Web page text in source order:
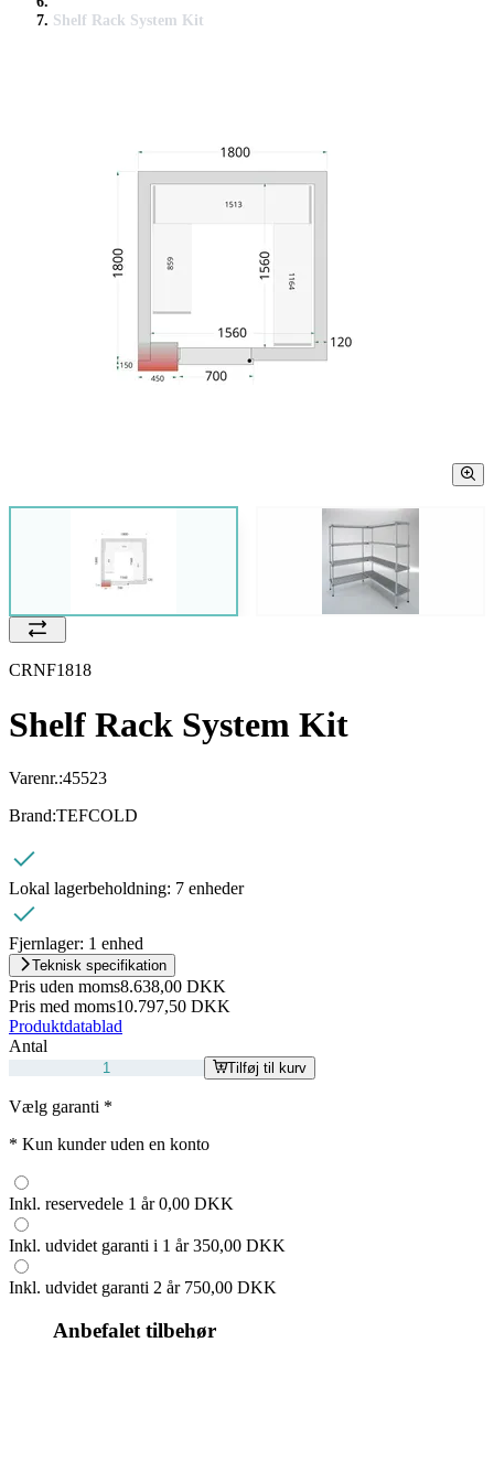
Shelf Rack System Kit
CRNF1818
Shelf Rack System Kit
Varenr.:45523
Brand:TEFCOLD
Lokal lagerbeholdning: 7 enheder
Fjernlager: 1 enhed
Teknisk specifikation
Pris uden moms8.638,00 DKK
Pris med moms10.797,50 DKK
Produktdatablad
Antal
Tilføj til kurv
Vælg garanti *
* Kun kunder uden en konto
Inkl. reservedele 1 år0,00 DKK
Inkl. udvidet garanti i 1 år350,00 DKK
Inkl. udvidet garanti 2 år 750,00 DKK
Anbefalet tilbehør